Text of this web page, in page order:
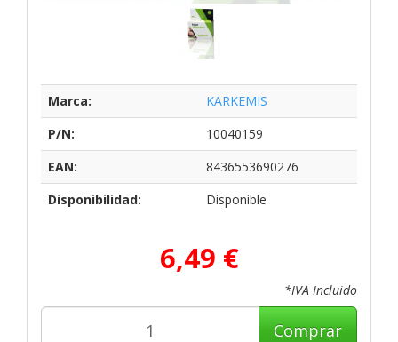
Marca:
KARKEMIS
P/N:
10040159
EAN:
8436553690276
Disponibilidad:
Disponible
6,49 €
*IVA Incluido
Comprar